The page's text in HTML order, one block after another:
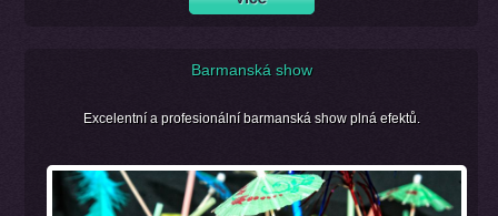
Barmanská show
Excelentní a profesionální barmanská show plná efektů.